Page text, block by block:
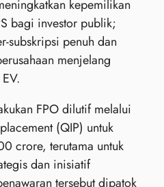
kepemilikan
bagi investor publik;
penuh dan
menjelang
FPO dilutif melalui
(QIP) untuk
crore, terutama untuk
dan inisiatif
tersebut dipatok